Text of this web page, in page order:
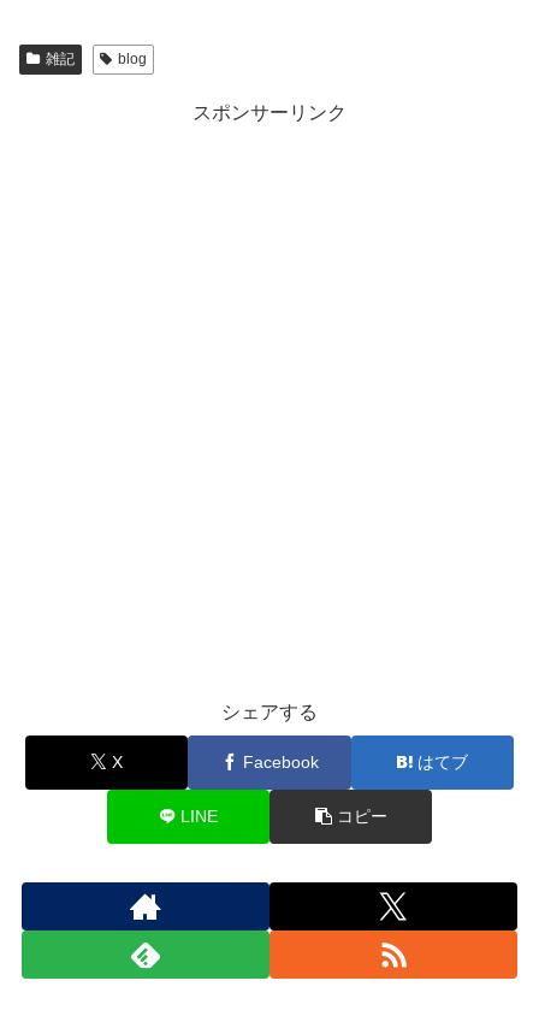
雑記 blog
スポンサーリンク
シェアする
X Facebook はてブ
LINE コピー